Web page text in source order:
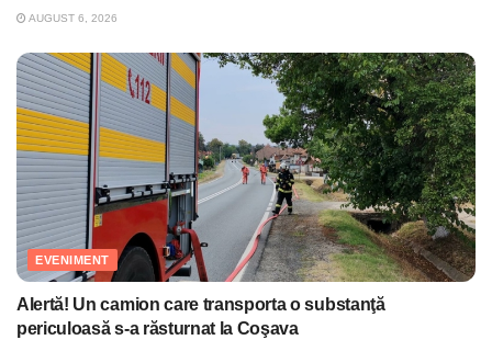
AUGUST 6, 2026
EVENIMENT
Alertă! Un camion care transporta o substanţă
periculoasă s-a răsturnat la Coşava